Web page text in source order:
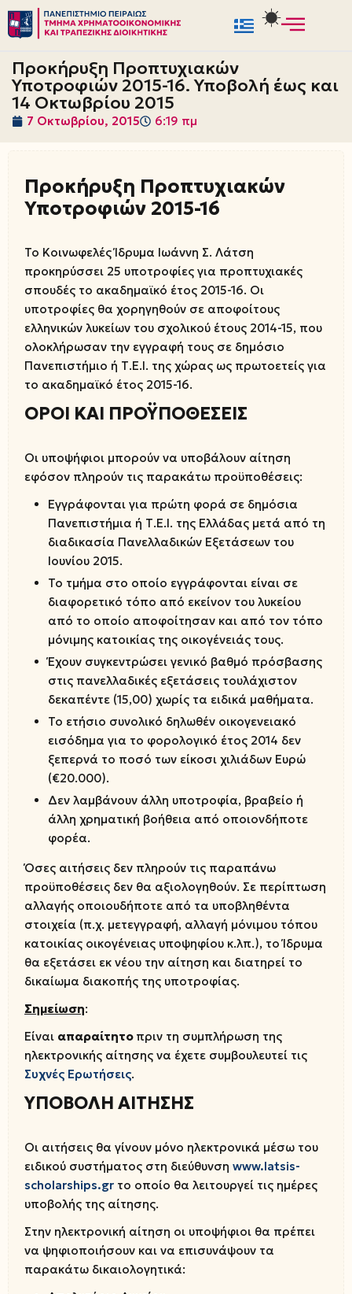
Μεταπηδήστε
στο
περιεχόμενο
Προκήρυξη Προπτυχιακών
Υποτροφιών 2015-16. Υποβολή έως και
14 Οκτωβρίου 2015
7 Οκτωβρίου, 2015 6:19 πμ
Προκήρυξη Προπτυχιακών
Υποτροφιών 2015-16
Το Κοινωφελές Ίδρυμα Ιωάννη Σ. Λάτση
προκηρύσσει 25 υποτροφίες για προπτυχιακές
σπουδές το ακαδημαϊκό έτος 2015-16. Οι
υποτροφίες θα χορηγηθούν σε αποφοίτους
ελληνικών λυκείων του σχολικού έτους 2014-15, που
ολοκλήρωσαν την εγγραφή τους σε δημόσιο
Πανεπιστήμιο ή Τ.Ε.Ι. της χώρας ως πρωτοετείς για
το ακαδημαϊκό έτος 2015-16.
ΟΡΟΙ ΚΑΙ ΠΡΟΫΠΟΘΕΣΕΙΣ
Οι υποψήφιοι μπορούν να υποβάλουν αίτηση
εφόσον πληρούν τις παρακάτω προϋποθέσεις:
Εγγράφονται για πρώτη φορά σε δημόσια
Πανεπιστήμια ή Τ.Ε.Ι. της Ελλάδας μετά από τη
διαδικασία Πανελλαδικών Εξετάσεων του
Ιουνίου 2015.
Το τμήμα στο οποίο εγγράφονται είναι σε
διαφορετικό τόπο από εκείνον του λυκείου
από το οποίο αποφοίτησαν και από τον τόπο
μόνιμης κατοικίας της οικογένειάς τους.
Έχουν συγκεντρώσει γενικό βαθμό πρόσβασης
στις πανελλαδικές εξετάσεις τουλάχιστον
δεκαπέντε (15,00) χωρίς τα ειδικά μαθήματα.
Το ετήσιο συνολικό δηλωθέν οικογενειακό
εισόδημα για το φορολογικό έτος 2014 δεν
ξεπερνά το ποσό των είκοσι χιλιάδων Ευρώ
(€20.000).
Δεν λαμβάνουν άλλη υποτροφία, βραβείο ή
άλλη χρηματική βοήθεια από οποιονδήποτε
φορέα.
Όσες αιτήσεις δεν πληρούν τις παραπάνω
προϋποθέσεις δεν θα αξιολογηθούν. Σε περίπτωση
αλλαγής οποιουδήποτε από τα υποβληθέντα
στοιχεία (π.χ. μετεγγραφή, αλλαγή μόνιμου τόπου
κατοικίας οικογένειας υποψηφίου κ.λπ.), το Ίδρυμα
θα εξετάσει εκ νέου την αίτηση και διατηρεί το
δικαίωμα διακοπής της υποτροφίας.
Σημείωση:
Είναι απαραίτητο πριν τη συμπλήρωση της
ηλεκτρονικής αίτησης να έχετε συμβουλευτεί τις
Συχνές Ερωτήσεις.
ΥΠΟΒΟΛΗ ΑΙΤΗΣΗΣ
Οι αιτήσεις θα γίνουν μόνο ηλεκτρονικά μέσω του
ειδικού συστήματος στη διεύθυνση www.latsis-
scholarships.gr το οποίο θα λειτουργεί τις ημέρες
υποβολής της αίτησης.
Στην ηλεκτρονική αίτηση οι υποψήφιοι θα πρέπει
να ψηφιοποιήσουν και να επισυνάψουν τα
παρακάτω δικαιολογητικά: